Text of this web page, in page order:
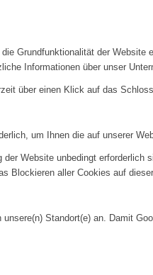
Grundfunktionalität der
Informationen über unser
über einen Klick auf das
um Ihnen die auf unserer
der Website unbedingt
Blockieren aller Cookies auf
unsere(n) Standort(e) an. Damit